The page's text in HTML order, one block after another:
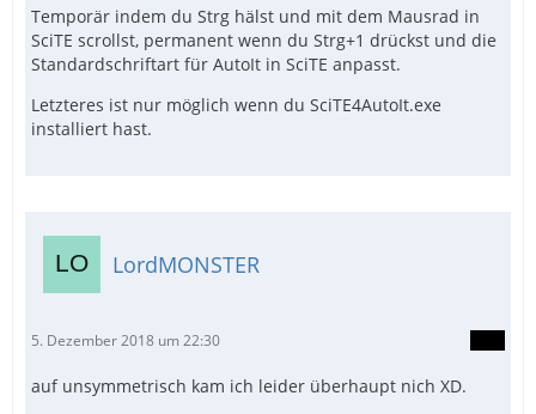
Temporär indem du Strg hälst und mit dem Mausrad in
SciTE scrollst, permanent wenn du Strg+1 drückst und die
Standardschriftart für AutoIt in SciTE anpasst.
Letzteres ist nur möglich wenn du SciTE4AutoIt.exe
installiert hast.
LordMONSTER
5. Dezember 2018 um 22:30
auf unsymmetrisch kam ich leider überhaupt nich XD.